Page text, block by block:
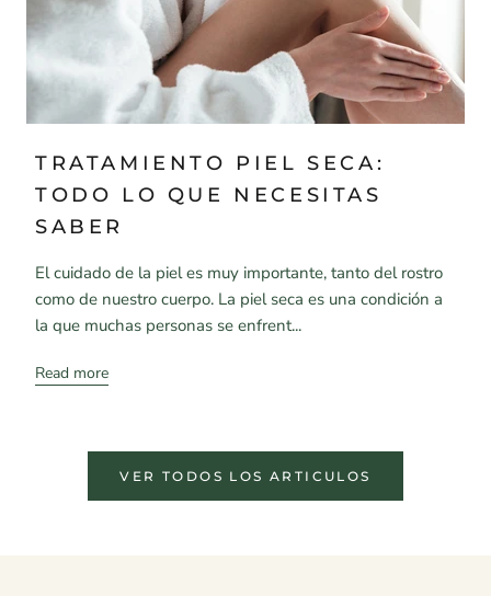
TRATAMIENTO PIEL SECA:
TODO LO QUE NECESITAS
SABER
El cuidado de la piel es muy importante, tanto del rostro
como de nuestro cuerpo. La piel seca es una condición a
la que muchas personas se enfrent...
Read more
VER TODOS LOS ARTICULOS